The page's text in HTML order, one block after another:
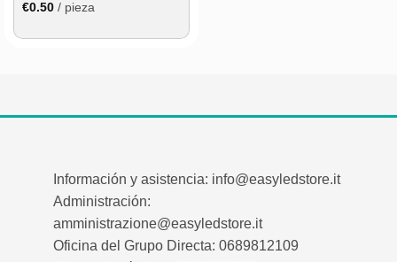
€0.50 / pieza
Información y asistencia: info@easyledstore.it
Administración:
amministrazione@easyledstore.it
Oficina del Grupo Directa: 0689812109